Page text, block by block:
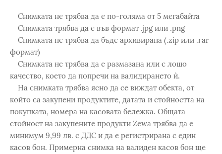
Снимката не трябва да е по-голяма от 5 мегабайта
Снимката трябва да е във формат .jpg или .png
Снимката не трябва да бъде архивирана (.zip или .rar
формат)
Снимката не трябва да е размазана или с лошо
качество, което да попречи на валидирането ѝ.
На снимката трябва ясно да се виждат обекта, от
който са закупени продуктите, датата и стойността на
покупката, номера на касовата бележка. Общата
стойност на закупените продукти Zewa трябва да е
минимум 9,99 лв. с ДДС и да е регистрирана с един
касов бон. Примерна снимка на валиден касов бон ще